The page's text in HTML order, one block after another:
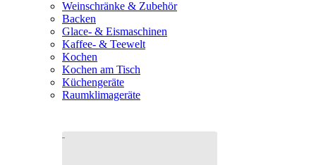
Weinschränke & Zubehör
Backen
Glace- & Eismaschinen
Kaffee- & Teewelt
Kochen
Kochen am Tisch
Küchengeräte
Raumklimageräte